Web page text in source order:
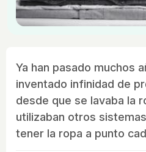
Ya han pasado muchos
inventado infinidad de
desde que se lavaba la
utilizaban otros
tener la ropa a punto